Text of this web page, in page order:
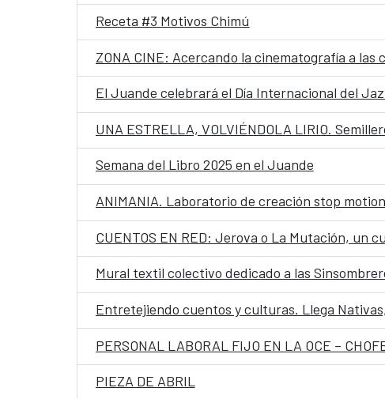
Receta #3 Motivos Chimú
ZONA CINE: Acercando la cinematografía a las
El Juande celebrará el Día Internacional del
UNA ESTRELLA, VOLVIÉNDOLA LIRIO.
Semana del Libro 2025 en el Juande
ANIMANIA. Laboratorio de creación stop
CUENTOS EN RED: Jerova o La Mutación, un
Mural textil colectivo dedicado a las
Entretejiendo cuentos y culturas. Llega
PERSONAL LABORAL FIJO EN LA OCE –
PIEZA DE ABRIL